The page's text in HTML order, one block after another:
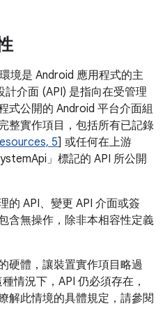
境是 Android 應用程式的主
介面 (API) 是指向在受管理
式公開的 Android 平台介面組
整實作項目，包括所有已記錄
5] 或任何在上游
」標記的 API 所公開
的 API、變更 API 介面或簽
含無操作，除非本相容性定義
硬體，讓裝置實作項目略過
情況下，API 仍必須存在，
解此情境的具體規定，請參閱